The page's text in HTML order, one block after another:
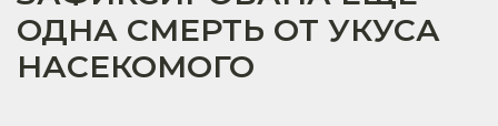
ОДНА СМЕРТЬ ОТ УКУСА
НАСЕКОМОГО